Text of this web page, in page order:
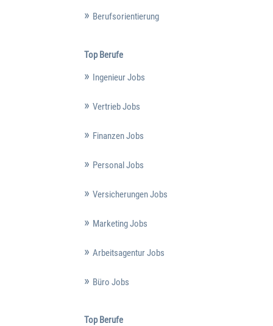
Berufsorientierung
Top Berufe
Ingenieur Jobs
Vertrieb Jobs
Finanzen Jobs
Personal Jobs
Versicherungen Jobs
Marketing Jobs
Arbeitsagentur Jobs
Büro Jobs
Top Berufe